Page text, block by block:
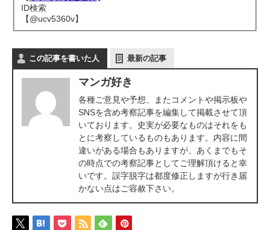
ID検索
【@ucv5360v】
この記事を書いた人 最新の記事
マンガ好き
各種ご意見や予想、またコメントや掲示板や
SNSを含め考察記事を編集して掲載させて頂
いております。史実が必要なものはそれをも
とに考察しているものもあります。内容に間
違いがある場合もありますが、あくまでもそ
の時点での考察記事としてご理解頂けると幸
いです。誤字脱字は都度修正しますが行き届
かない点はご容赦下さい。